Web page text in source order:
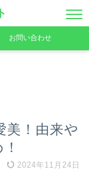
お問い合わせ
美！由来や
2024年11月24日